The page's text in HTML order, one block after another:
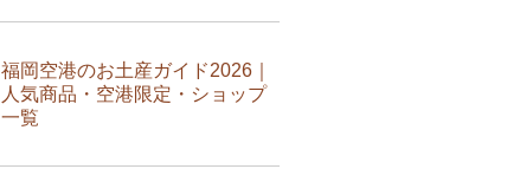
福岡空港のお土産ガイド2026｜
人気商品・空港限定・ショップ
一覧